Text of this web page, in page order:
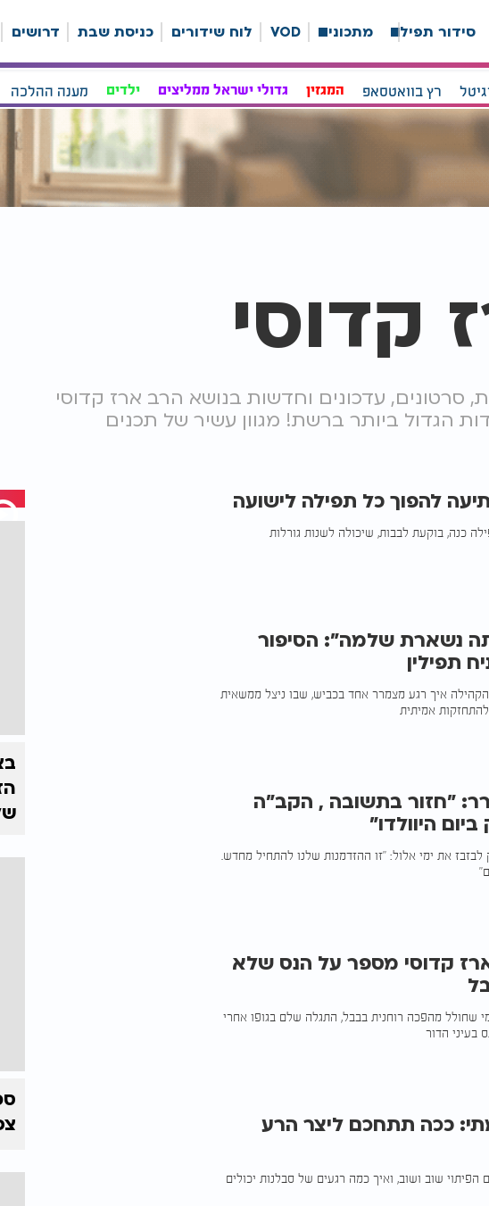
סידור תפילה מתכונים VOD לוח שידורים כניסת שבת דרושים
רץ בוואטסאפ המגזין גדולי ישראל ממליצים ילדים מענה ההלכה
קדוסי
עדכונים וחדשות בנושא הרב ארז קדוסי
- ערוץ היהדות הגדול ביותר ברשת! מגוון עשיר של תכנים
להפוך כל תפילה לישועה
כנה, בוקעת לבבות, שיכולה לשנות גורלות
נשארת שלמה": הסיפור
תפילין
הקהילה איך רגע מצמרר אחד בכביש, שבו ניצל ממשאית
אמיתית
"חזור בתשובה , הקב"ה
היוולדו"
את ימי אלול: "זו ההזדמנות שלנו להתחיל מחדש.
ארז קדוסי מספר על הנס שלא
שחולל מהפכה רוחנית בבבל, התגלה שלם בגופו אחרי
ככה תתחכם ליצר הרע
שוב ושוב, ואיך כמה רגעים של סבלנות יכולים